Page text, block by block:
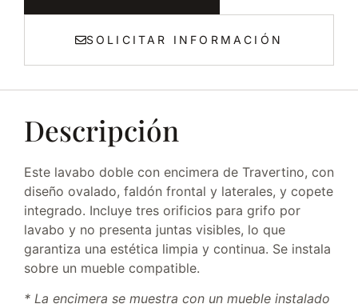
SOLICITAR INFORMACIÓN
Descripción
Este lavabo doble con encimera de Travertino, con
diseño ovalado, faldón frontal y laterales, y copete
integrado. Incluye tres orificios para grifo por
lavabo y no presenta juntas visibles, lo que
garantiza una estética limpia y continua. Se instala
sobre un mueble compatible.
* La encimera se muestra con un mueble instalado